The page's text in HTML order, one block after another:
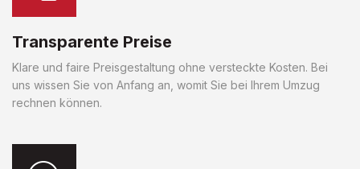
Transparente Preise
Klare und faire Preisgestaltung ohne versteckte Kosten. Bei
uns wissen Sie von Anfang an, womit Sie bei Ihrem Umzug
rechnen können.